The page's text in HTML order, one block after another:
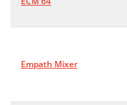
Empath Mixer